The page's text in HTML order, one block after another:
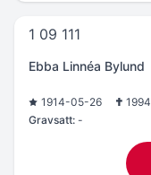
1 09 111
Ebba Linnéa Bylund
1914-05-26
Gravsatt: -